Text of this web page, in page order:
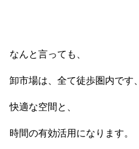
なんと言っても、
卸市場は、全て徒歩圏内です、
快適な空間と、
時間の有効活用になります。